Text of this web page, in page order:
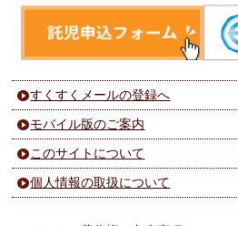
すくすくメールの登録へ
モバイル版のご案内
このサイトについて
個人情報の取扱について